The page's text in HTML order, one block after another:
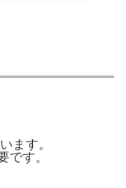
ます。
です。